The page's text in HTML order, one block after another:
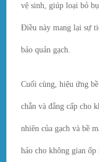
vệ sinh, giúp loại bỏ
Điều này mang lại sự
bảo quản gạch.
Cuối cùng, hiệu ứng
chắn và đẳng cấp cho
nhiên của gạch và bề
hảo cho không gian